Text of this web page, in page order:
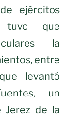
ejércitos
tuvo que
la
entre
levantó
un
Jerez de la